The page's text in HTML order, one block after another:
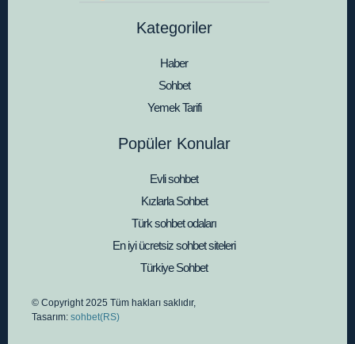
Kategoriler
Haber
Sohbet
Yemek Tarifi
Popüler Konular
Evli sohbet
Kızlarla Sohbet
Türk sohbet odaları
En iyi ücretsiz sohbet siteleri
Türkiye Sohbet
© Copyright 2025 Tüm hakları saklıdır,
Tasarım: sohbet(RS)